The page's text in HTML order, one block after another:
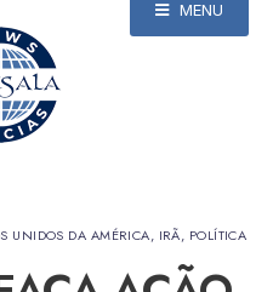
MENU
UNIDOS DA AMÉRICA, IRÃ, POLÍTICA